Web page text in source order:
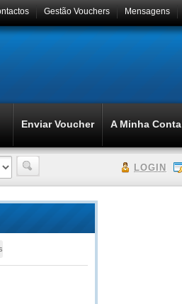
Mensagens
Gestão Vouchers
Enviar Voucher A Minha Conta
LOGIN